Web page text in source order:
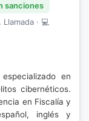
sanciones
· 💻
en
cibernéticos.
en Fiscalía y
inglés y